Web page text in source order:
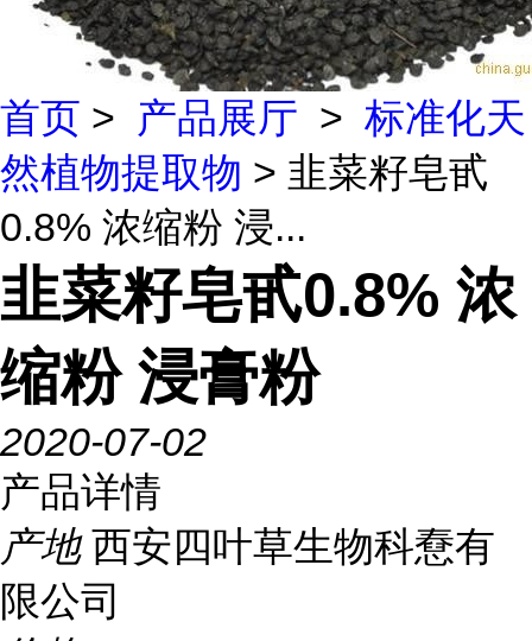
首页 > 产品展厅 > 标准化天
然植物提取物 > 韭菜籽皂甙
0.8% 浓缩粉 浸...
韭菜籽皂甙0.8% 浓
缩粉 浸膏粉
2020-07-02
产品详情
产地 西安四叶草生物科憃有
限公司